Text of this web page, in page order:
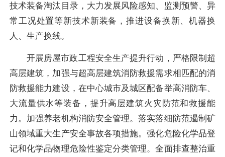
技术装备淘汰目录，大力发展风险感知、监测预警、异
常工况处置等新技术新装备，推进设备换新、机器换
人、生产换线。
开展房屋市政工程安全生产提升行动，严格限制超
高层建筑，加强与超高层建筑消防救援需求相匹配的消
防救援能力建设，在中心城市及城区配备举高消防车、
大流量供水等装备，提升高层建筑火灾防范和救援能
力。加强养老机构消防安全管理。落实落细防范遏制矿
山领域重大生产安全事故各项措施。强化危险化学品登
记和化学品物理危险性鉴定分类管理。全面排查整治重